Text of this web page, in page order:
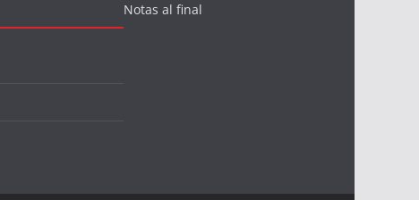
Notas al final